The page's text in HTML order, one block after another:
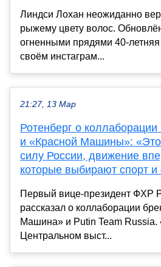
Линдси Лохан неожиданно
рыжему цвету волос.
огненными прядями 40-летняя
своём инстаграм...
21:27, 13 Мар
Ротенберг о
и «Красной Машины»:
силу России, движение
которые выбирают спорт и
Первый вице-президент ФХР
рассказал о коллаборации
Машина» и Putin Team Russia.
Центральном выст...